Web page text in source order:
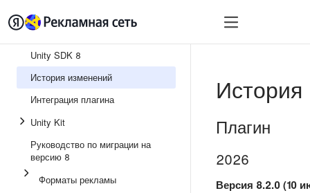
Быстрый старт
Unity SDK 8
История изменений
Интеграция плагина
Unity Kit
Руководство по миграции на
версию 8
Форматы рекламы
Плагин
2026
Версия 8.2.0 (10